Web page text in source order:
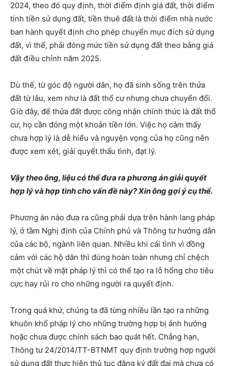
2024, theo đó quy định, thời điểm định giá đất, thời điểm
tính tiền sử dụng đất, tiền thuê đất là thời điểm nhà nước
ban hành quyết định cho phép chuyển mục đích sử dụng
đất, vì thế, phải đóng mức tiền sử dụng đất theo bảng giá
đất điều chỉnh năm 2025.
Dù thế, từ góc độ người dân, họ đã sinh sống trên thửa
đất từ lâu, xem như là đất thổ cư nhưng chưa chuyển đổi.
Giờ đây, để thửa đất được công nhận chính thức là đất thổ
cư, họ cần đóng một khoản tiền lớn. Việc họ cảm thấy
chưa hợp lý là dễ hiểu và nguyện vọng của họ cũng nên
được xem xét, giải quyết thấu tình, đạt lý.
Vậy theo ông, liệu có thể đưa ra phương án giải quyết
hợp lý và hợp tình cho vấn đề này? Xin ông gợi ý cụ thể.
Phương án nào đưa ra cũng phải dựa trên hành lang pháp
lý, ở tầm Nghị định của Chính phủ và Thông tư hướng dẫn
của các bộ, ngành liên quan. Nhiều khi cái tình vì đồng
cảm với các hộ dân thì đúng hoàn toàn nhưng chỉ chệch
một chút về mặt pháp lý thì có thể tạo ra lỗ hổng cho tiêu
cực hay rủi ro cho những người ra quyết định.
Trong quá khứ, chúng ta đã từng nhiều lần tạo ra những
khuôn khổ pháp lý cho những trường hợp bị ảnh hưởng
hoặc chưa được chính sách bao quát hết. Chẳng hạn,
Thông tư 24/2014/TT-BTNMT quy định trường hợp người
sử dụng đất thực hiện thủ tục đăng ký đất đai mà chưa có